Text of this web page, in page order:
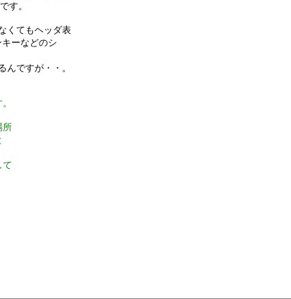
す。
くてもヘッダ表
ーなどのシ
ですが・・。
所
て